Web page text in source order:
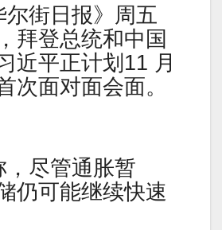
尔街日报》周五
拜登总统和中国
近平正计划11 月
次面对面会面。
，尽管通胀暂
仍可能继续快速